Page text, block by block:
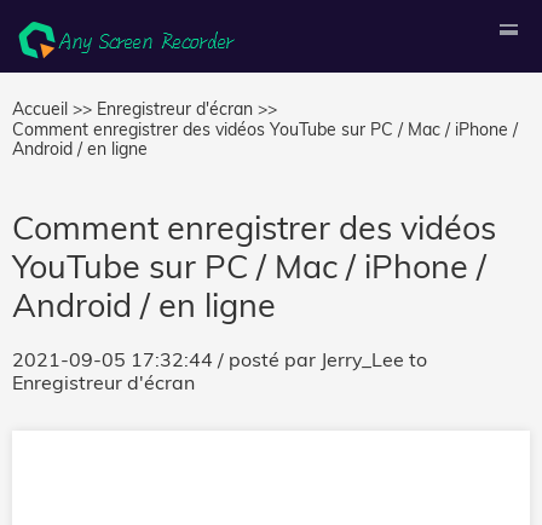
Accueil >> Enregistreur d'écran >>
Comment enregistrer des vidéos YouTube sur PC / Mac / iPhone /
Android / en ligne
Comment enregistrer des vidéos
YouTube sur PC / Mac / iPhone /
Android / en ligne
2021-09-05 17:32:44 / posté par Jerry_Lee to
Enregistreur d'écran